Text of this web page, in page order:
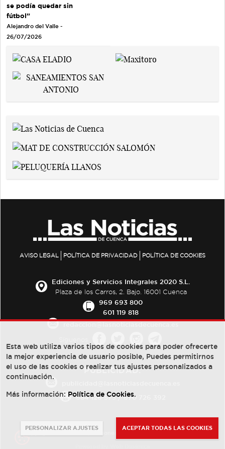
se podía quedar sin
fútbol”
Alejandro del Valle -
26/07/2026
AVISO LEGAL POLÍTICA DE PRIVACIDAD POLÍTICA DE COOKIES
Ediciones y Servicios Integrales 2020 S.L.
Plaza de los Carros, 2. Bajo. 16001 Cuenca
969 693 800
601 119 818
PUBLICIDAD:
684 126 573/670 726 392
Esta web utiliza varios tipos de cookies para poder ofrecerte
la mejor experiencia de usuario posible, Puedes permitirnos
el uso de las cookies o realizar tus ajustes personalizados a
continuación.
Más información: Política de Cookies.
PERSONALIZAR AJUSTES ACEPTAR TODAS LAS COOKIES